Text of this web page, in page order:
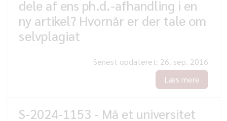
dele af ens ph.d.-afhandling i en
ny artikel? Hvornår er der tale om
selvplagiat
Senest opdateret: 26. sep. 2016
Læs mere
S-2024-1153 - Må et universitet